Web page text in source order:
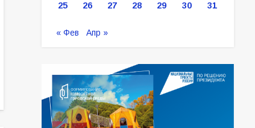
25
26 27 28 29 30 31
« Фев Апр »